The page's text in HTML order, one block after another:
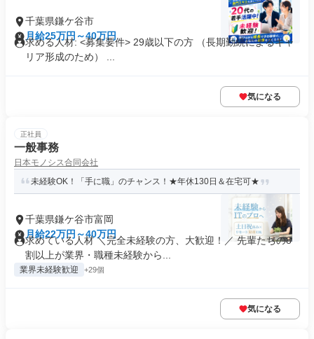
千葉県鎌ケ谷市
月給25万円～40万円
求める人材: <募集要件> 29歳以下の方 （長期勤続によるキャ
リア形成のため） ...
気になる
正社員
一般事務
日本モノシス合同会社
未経験OK！「手に職」のチャンス！★年休130日＆在宅可★
千葉県鎌ケ谷市富岡
月給22万円～40万円
求めている人材 ＼完全未経験の方、大歓迎！／ 先輩たちの8
割以上が業界・職種未経験から...
業界未経験歓迎 +29個
気になる